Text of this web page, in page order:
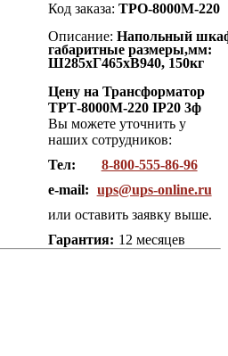
Код заказа: ТРО-8000М-220
Описание: Напольный
габаритные размеры,мм:
Ш285хГ465хВ940, 150кг
Цену на Трансформатор
ТРТ-8000М-220 IP20 3ф
Вы можете уточнить у
наших сотрудников:
Тел:
8-800-555-86-96
e-mail: ups@ups-online.ru
или оставить заявку выше.
Гарантия: 12 месяцев